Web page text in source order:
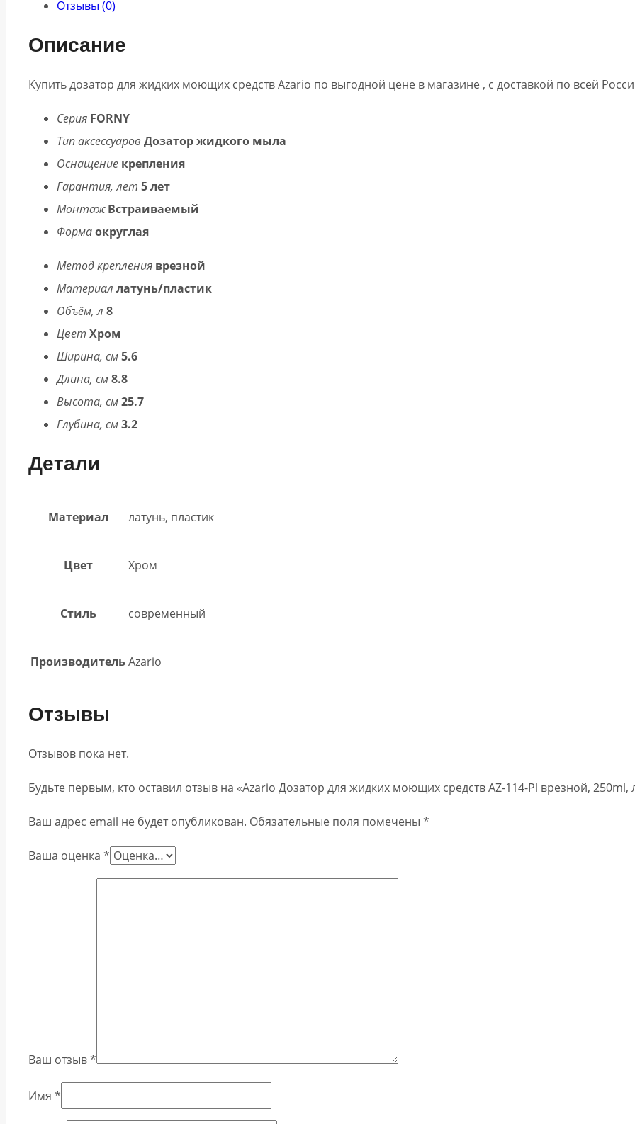
латунь
Отзывы (0)
Описание
Купить дозатор для жидких моющих средств Azario по выгодной цене в магазине , с доставкой по всей
Серия FORNY
Тип аксессуаров Дозатор жидкого мыла
Оснащение крепления
Гарантия, лет 5 лет
Монтаж Встраиваемый
Формаокруглая
Метод крепления врезной
Материал латунь/пластик
Объём, л 8
Цвет Хром
Ширина, см5.6
Длина, см8.8
Высота, см25.7
Глубина, см3.2
Детали
Материал латунь, пластик
Цвет Хром
Стиль современный
ПроизводительAzario
Отзывы
Отзывов пока нет.
Будьте первым, кто оставил отзыв на «Azario Дозатор для жидких моющих средств AZ-114-Pl врезной, 250ml,
Ваш адрес email не будет опубликован. Обязательные поля помечены *
Ваша оценка *
Ваш отзыв*
Имя *